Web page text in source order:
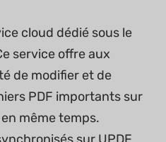
cloud dédié sous le
service offre aux
de modifier et de
PDF importants sur
même temps.